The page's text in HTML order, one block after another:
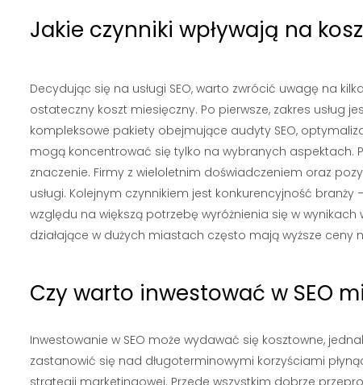
Jakie czynniki wpływają na
Decydując się na usługi SEO, warto zwrócić uwagę na
ostateczny koszt miesięczny. Po pierwsze, zakres usług
kompleksowe pakiety obejmujące audyty SEO,
mogą koncentrować się tylko na wybranych aspektach.
znaczenie. Firmy z wieloletnim doświadczeniem oraz
usługi. Kolejnym czynnikiem jest konkurencyjność
względu na większą potrzebę wyróżnienia się w
działające w dużych miastach często mają wyższe ceny
Czy warto inwestować w SEO
Inwestowanie w SEO może wydawać się kosztowne,
zastanowić się nad długoterminowymi korzyściami
strategii marketingowej. Przede wszystkim dobrze